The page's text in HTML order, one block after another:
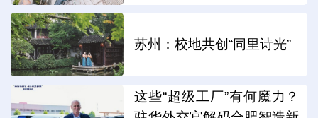
苏州：校地共创“同里诗光”
这些“超级工厂”有何魔力？